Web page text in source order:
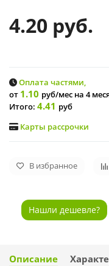
4.20 руб.
Оплата частями,
от 1.10 руб/мес на 4
Итого: 4.41 руб
Карты рассрочки
В избранное
Нашли дешевле?
Описание